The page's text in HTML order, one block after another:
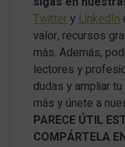
Twitter yLinkedIn
valor, recursos
más. Además,
lectores y
dudas y ampliar
más y únete a
PARECE ÚTIL
COMPÁRTELA